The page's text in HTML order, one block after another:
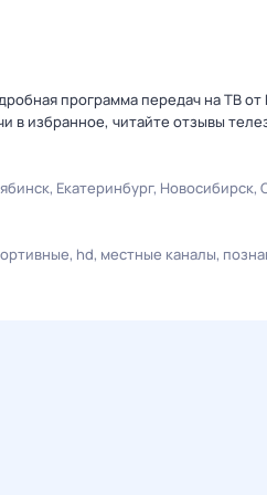
программа передач на ТВ
избранное, читайте отзывы
Екатеринбург Новосибирск
hd местные каналы